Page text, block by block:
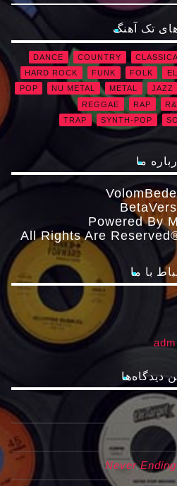
تک آهنگ
COUNTRY
DANCE
FOLK
FUNK
HARD ROCK
JAZZ
METAL
NU METAL
POP
RAP
REGGAE
SYNTH-POP
TRAP
ما
Powered By
All Rights Are
با ما
دیدگاه‌ها
Never